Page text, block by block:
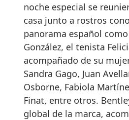
noche especial se
casa junto a rostros
panorama español
González, el tenista
acompañado de su
Sandra Gago, Juan
Osborne, Fabiola
Finat, entre otros.
global de la marca,